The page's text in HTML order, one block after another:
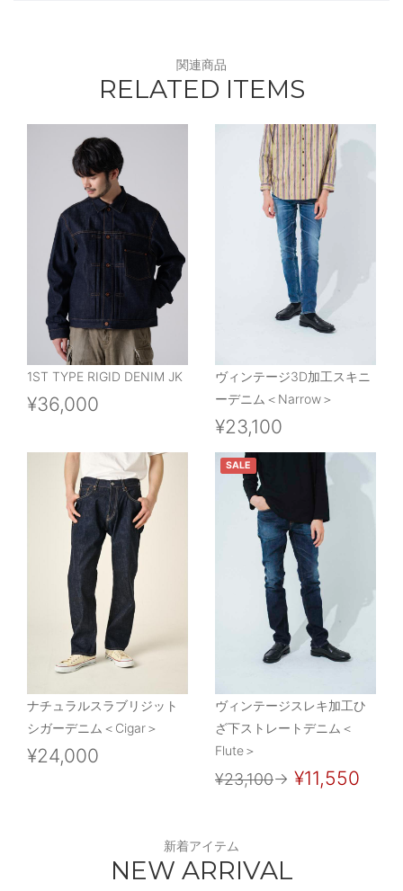
関連商品
RELATED ITEMS
1ST TYPE RIGID DENIM JK
¥36,000
ヴィンテージ3D加工スキニ
ーデニム＜Narrow＞
¥23,100
ナチュラルスラブリジット
シガーデニム＜Cigar＞
¥24,000
SALE
ヴィンテージスレキ加工ひ
ざ下ストレートデニム＜
Flute＞
¥23,100→ ¥11,550
新着アイテム
NEW ARRIVAL